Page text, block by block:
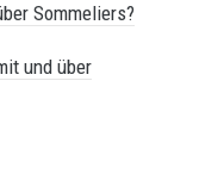
Sommeliers?
und über